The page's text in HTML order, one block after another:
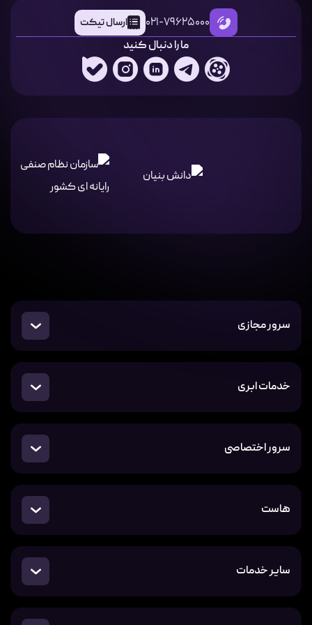
021-79625000 ارسال تیکت
ما را دنبال کنید
سرور مجازی
خدمات ابری
سرور اختصاصی
هاست
سایر خدمات